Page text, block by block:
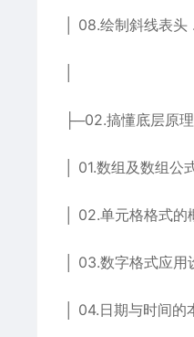
│ 08.绘制斜线表
├─02.搞懂底层原理
│ 01.数组及数组
│ 02.单元格格式
│ 03.数字格式应
│ 04.日期与时间